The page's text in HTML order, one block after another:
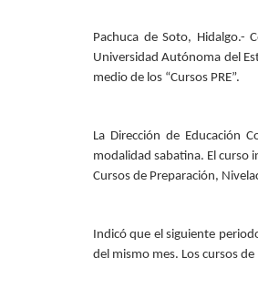
Pachuca de Soto, Hidalgo.-
Universidad Autónoma del
medio de los “Cursos PRE”.
La Dirección de Educación
modalidad sabatina. El curso
Cursos de Preparación,
Indicó que el siguiente
del mismo mes. Los cursos